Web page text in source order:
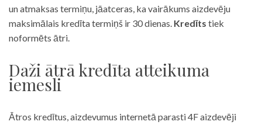
un atmaksas termiņu, jāatceras, ka vairākums aizdevēju
maksimālais kredīta termiņš ir 30 dienas. Kredīts tiek
noformēts ātri.
Daži ātrā kredīta atteikuma
iemesli
Ātros kredītus, aizdevumus internetā parasti 4F aizdevēji